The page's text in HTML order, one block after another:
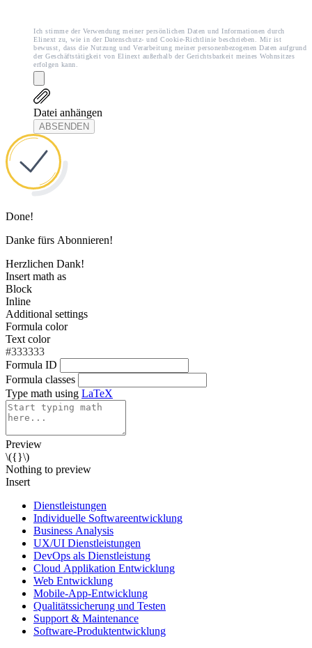
Ich stimme der Verwendung meiner persönlichen Daten und Informationen durch
Elinext zu, wie in der Datenschutz- und Cookie-Richtlinie beschrieben. Mir ist
bewusst, dass die Nutzung und Verarbeitung meiner personenbezogenen Daten aufgrund
der Geschäftstätigkeit von Elinext außerhalb der Gerichtsbarkeit meines Wohnsitzes
erfolgen kann.
Datei anhängen
ABSENDEN
Done!
Danke fürs Abonnieren!
Herzlichen Dank!
Insert math as
Block
Inline
Additional settings
Formula color
Text color
#333333
Formula ID
Formula classes
Type math using LaTeX
Preview
\({}\)
Nothing to preview
Insert
Dienstleistungen
Individuelle Softwareentwicklung
Business Analysis
UX/UI Dienstleistungen
DevOps als Dienstleistung
Cloud Applikation Entwicklung
Web Entwicklung
Mobile-App-Entwicklung
Qualitätssicherung und Testen
Support & Maintenance
Software-Produktentwicklung